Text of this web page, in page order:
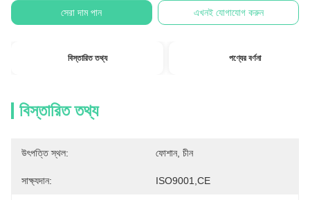
সেরা দাম পান এখনই যোগাযোগ করুন
বিস্তারিত তথ্য পণ্যের বর্ণনা
বিস্তারিত তথ্য
উৎপত্তি স্থল: ফোশান, চীন
সাক্ষ্যদান: ISO9001,CE